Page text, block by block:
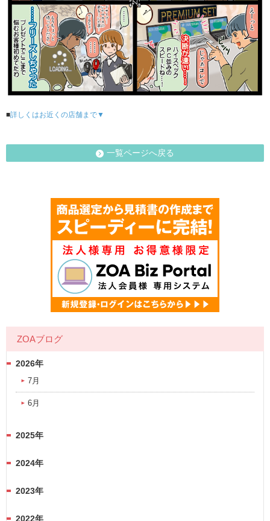
■詳しくはお近くの店舗まで▼
一覧ページへ戻る
ZOAブログ
2026年
7月
6月
2025年
2024年
2023年
2022年